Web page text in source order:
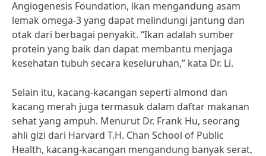
Angiogenesis Foundation, ikan mengandung asam
lemak omega-3 yang dapat melindungi jantung dan
otak dari berbagai penyakit. “Ikan adalah sumber
protein yang baik dan dapat membantu menjaga
kesehatan tubuh secara keseluruhan,” kata Dr. Li.
Selain itu, kacang-kacangan seperti almond dan
kacang merah juga termasuk dalam daftar makanan
sehat yang ampuh. Menurut Dr. Frank Hu, seorang
ahli gizi dari Harvard T.H. Chan School of Public
Health, kacang-kacangan mengandung banyak serat,